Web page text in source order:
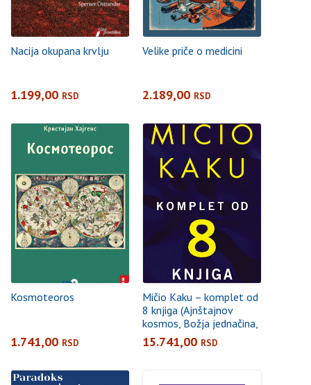
Nacija okupana krvlju
1.199,00 RSD
Velike priče o medicini
2.189,00 RSD
Kosmoteoros
1.741,00 RSD
Mičio Kaku – komplet od
8 knjiga (Ajnštajnov
kosmos, Božja jednačina,
Budućnost čovečanstva,
Budućnost uma, Fizika
15.741,00 RSD